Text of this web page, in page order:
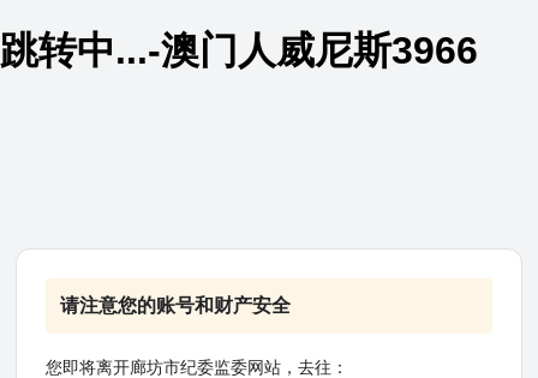
跳转中...-澳门人威尼斯3966
请注意您的账号和财产安全
您即将离开廊坊市纪委监委网站，去往：